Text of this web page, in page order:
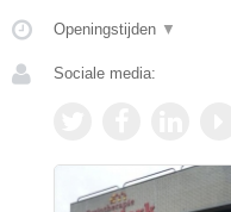
Openingstijden ▼
Sociale media: